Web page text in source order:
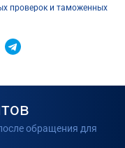
проверок и таможенных
обращения для